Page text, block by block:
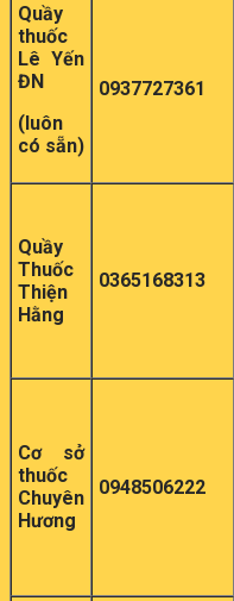
Quầy
thuốc
Lê Yến
ĐN
(luôn
có sẵn)
0937727361
Quầy
Thuốc
Thiện
Hằng
0365168313
Cơ sở
thuốc
Chuyên
Hương
0948506222